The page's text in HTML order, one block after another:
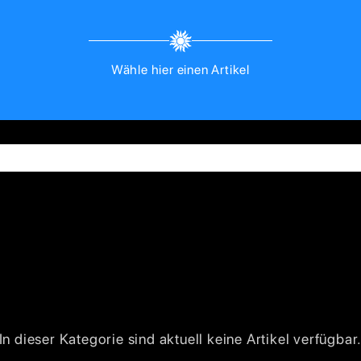
Wähle hier einen Artikel
In dieser Kategorie sind aktuell keine Artikel verfügbar.